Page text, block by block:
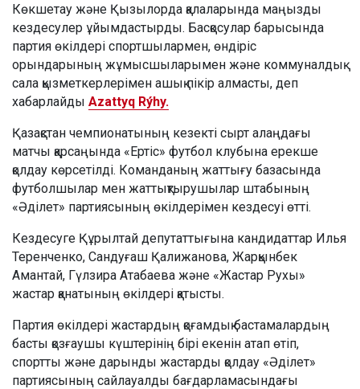
Көкшетау және Қызылорда қалаларында маңызды
кездесулер ұйымдастырды. Басқосулар барысында
партия өкілдері спортшылармен, өндіріс
орындарының жұмысшыларымен және коммуналдық
сала қызметкерлерімен ашық пікір алмасты, деп
хабарлайды Azattyq Rýhy.
Қазақстан чемпионатының кезекті сырт алаңдағы
матчы қарсаңында «Ертіс» футбол клубына ерекше
қолдау көрсетілді. Команданың жаттығу базасында
футболшылар мен жаттықтырушылар штабының
«Әділет» партиясының өкілдерімен кездесуі өтті.
Кездесуге Құрылтай депутаттығына кандидаттар Илья
Теренченко, Сандуғаш Қалижанова, Жарқынбек
Амантай, Гүлзира Атабаева және «Жастар Рухы»
жастар қанатының өкілдері қатысты.
Партия өкілдері жастардың қоғамдық бастамалардың
басты қозғаушы күштерінің бірі екенін атап өтіп,
спортты және дарынды жастарды қолдау «Әділет»
партиясының сайлауалды бағдарламасындағы